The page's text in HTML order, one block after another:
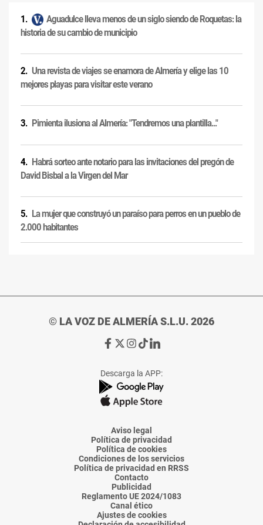
Aguadulce lleva menos de un siglo siendo de Roquetas: la
historia de su cambio de municipio
Una revista de viajes se enamora de Almería y elige las 10
mejores playas para visitar este verano
Pimienta ilusiona al Almería: "Tendremos una plantilla..."
Habrá sorteo ante notario para las invitaciones del pregón de
David Bisbal a la Virgen del Mar
La mujer que construyó un paraíso para perros en un pueblo de
2.000 habitantes
© LA VOZ DE ALMERÍA S.L.U. 2026
Ir
de
La
Voz
Almería
Ir
de
La
Voz
Almería
Ir
de
La
Voz
Almería
Ir
de
La
Voz
Almería
Ir
de
La
Voz
Descarga la APP:
Aviso legal
Política de privacidad
Política de cookies
Condiciones de los servicios
Política de privacidad en RRSS
Contacto
Publicidad
Reglamento UE 2024/1083
Canal ético
Ajustes de cookies